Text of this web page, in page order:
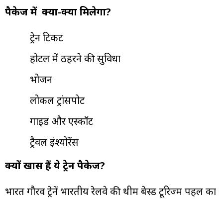
पैकेज में क्या-क्या मिलेगा?
ट्रेन टिकट
होटल में ठहरने की सुविधा
भोजन
लोकल ट्रांसपोर्ट
गाइड और एस्कॉर्ट
ट्रैवल इंश्योरेंस
क्यों खास हैं ये ट्रेन पैकेज?
भारत गौरव ट्रेनें भारतीय रेलवे की थीम बेस्ड टूरिज्म पहल का